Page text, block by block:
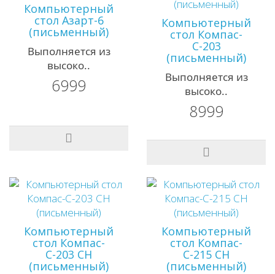
Компьютерный
стол Азарт-6
(письменный)
Выполняется из
высоко..
6999
Компьютерный
стол Компас-
С-203
(письменный)
Выполняется из
высоко..
8999
Компьютерный
стол Компас-
С-203 СН
(письменный)
Компьютерный
стол Компас-
С-215 СН
(письменный)